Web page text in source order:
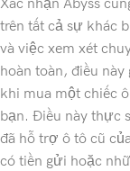
Xác nhận Abyss
trên tất cả sự khác
và việc xem xét
hoàn toàn, điều
khi mua một chiếc
bạn. Điều này thực
đã hỗ trợ ô tô cũ
có tiền gửi hoặc